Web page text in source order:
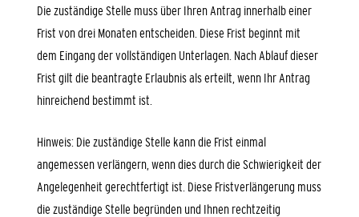
Die zuständige Stelle muss über Ihren Antrag innerhalb einer
Frist von drei Monaten entscheiden. Diese Frist beginnt mit
dem Eingang der vollständigen Unterlagen. Nach Ablauf dieser
Frist gilt die beantragte Erlaubnis als erteilt, wenn Ihr Antrag
hinreichend bestimmt ist.
Hinweis: Die zuständige Stelle kann die Frist einmal
angemessen verlängern, wenn dies durch die Schwierigkeit der
Angelegenheit gerechtfertigt ist. Diese Fristverlängerung muss
die zuständige Stelle begründen und Ihnen rechtzeitig